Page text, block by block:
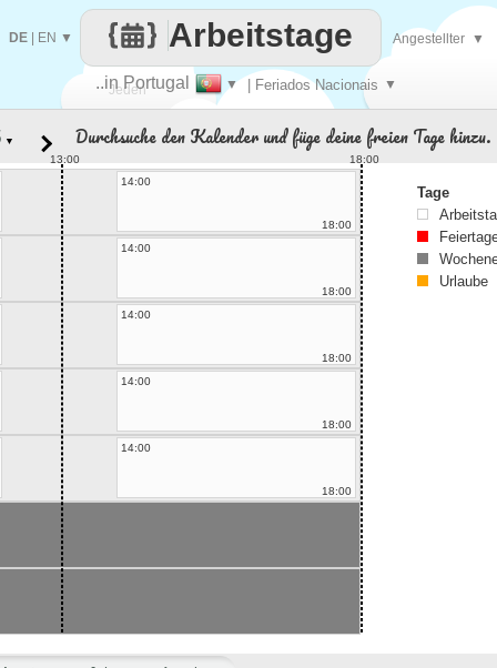
Jeden
..in Portugal ▼ | Feriados Nacionais ▼
Arbeitstage
DE EN ▼ Angestellter ▼
▼ Durchsuche den Kalender und füge deine freien Tage hinzu.
13:00
18:00
14:00
18:00
14:00
18:00
14:00
18:00
14:00
18:00
14:00
18:00
Tage
Urlaube